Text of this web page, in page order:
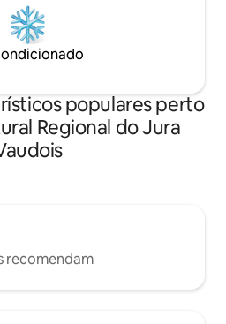
populares perto
Regional do Jura
recomendam